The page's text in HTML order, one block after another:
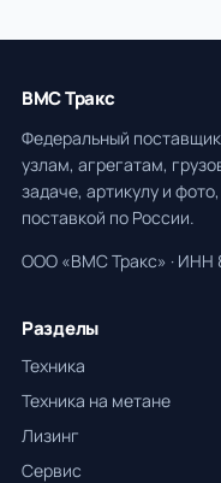
ВМС Тракс
Федеральный
узлам, агрегатам,
задаче, артикулу и
поставкой по России.
ООО «ВМС Тракс» · ИНН
Разделы
Техника
Техника на метане
Лизинг
Сервис